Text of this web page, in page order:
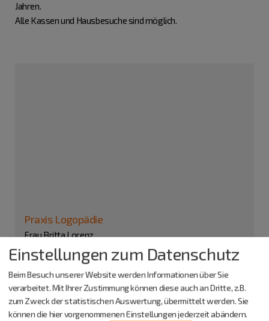
Jahren.
Alle Kassen und Hausbesuche sind möglich.
Praxis Logopädie
Frau Britta Lorenz
Bahnhofstr. 39
92345 Dietfurt
08464 642266
Einstellungen zum Datenschutz
Beim Besuch unserer Website werden Informationen über Sie
verarbeitet. Mit Ihrer Zustimmung können diese auch an Dritte, z.B.
zum Zweck der statistischen Auswertung, übermittelt werden. Sie
können die hier vorgenommenen Einstellungen jederzeit abändern.